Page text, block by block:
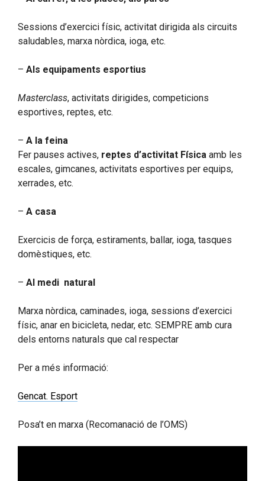
Sessions d’exercici físic, activitat dirigida als circuits
saludables, marxa nòrdica, ioga, etc.
– Als equipaments esportius
Masterclass, activitats dirigides, competicions
esportives, reptes, etc.
– A la feina
Fer pauses actives, reptes d’activitat Física amb les
escales, gimcanes, activitats esportives per equips,
xerrades, etc.
– A casa
Exercicis de força, estiraments, ballar, ioga, tasques
domèstiques, etc.
– Al medi natural
Marxa nòrdica, caminades, ioga, sessions d’exercici
físic, anar en bicicleta, nedar, etc. SEMPRE amb cura
dels entorns naturals que cal respectar
Per a més informació:
Gencat. Esport
Posa’t en marxa (Recomanació de l’OMS)